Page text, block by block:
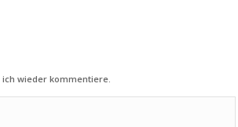
wieder kommentiere.